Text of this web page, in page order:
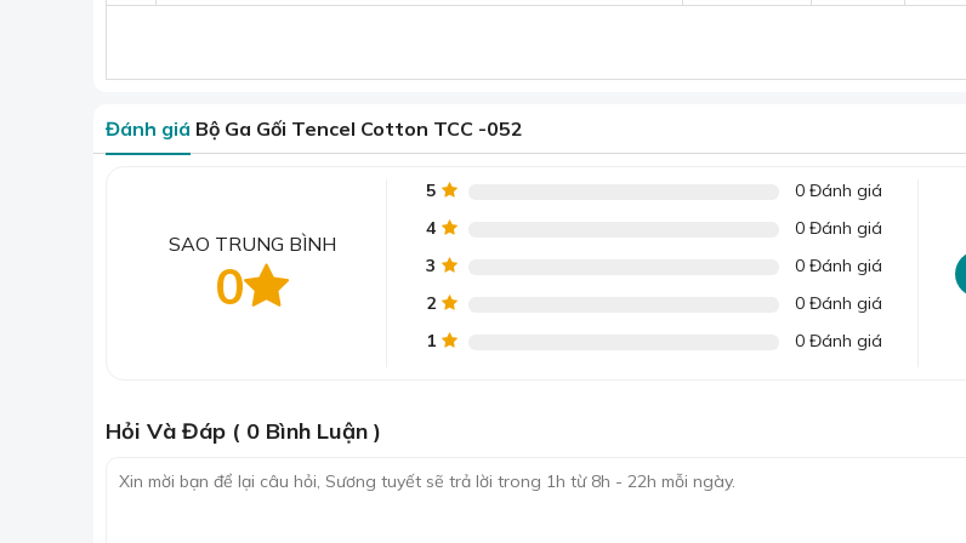
Đánh giá Bộ Ga Gối Tencel Cotton TCC -052
SAO TRUNG BÌNH
0
5
0 Đánh giá
4
0 Đánh giá
3
0 Đánh giá
2
0 Đánh giá
1
0 Đánh giá
Hỏi Và Đáp ( 0 Bình Luận )